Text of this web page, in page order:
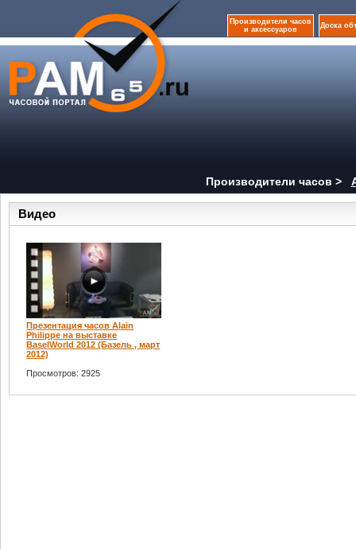
Производители часов
и аксессуаров
Доска
Производители часов >
Видео
Презентация часов Alain
Philippe на выставке
BaselWorld 2012 (Базель , март
2012)
Просмотров: 2925